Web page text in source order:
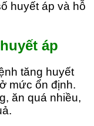
huyết áp và hỗ
áp
tăng huyết
mức ổn định.
ăn quá nhiều,